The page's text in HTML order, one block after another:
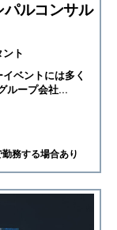
ルコンサル
ト
ベントには多く
ループ会社...
務する場合あり